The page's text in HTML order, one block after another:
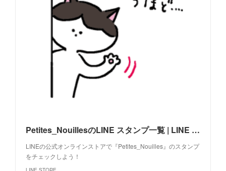
Petites_NouillesのLINE スタンプ一覧 | LINE STORE
LINEの公式オンラインストアで『Petites_Nouilles』のスタンプ
をチェックしよう！